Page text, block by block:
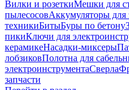
Вилки и розеткиМешки для
пылесосовАккумуляторы для
техникиБитыБуры по бетону
пикиКлючи для
керамикеНасадки-миксеры
лобзиковПолотна для
электроинструментаСверла
запчасти